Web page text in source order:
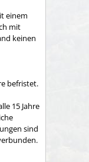
einem
mit
keinen
befristet.
15 Jahre
sind